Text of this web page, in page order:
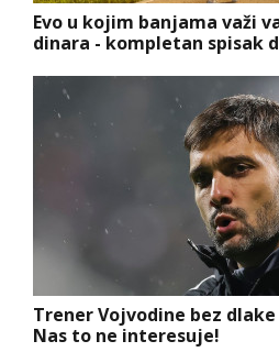
Evo u kojim banjama važi
dinara - kompletan spisak
Trener Vojvodine bez
Nas to ne interesuje!